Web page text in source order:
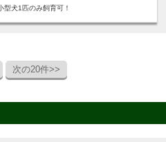
型犬1匹のみ飼育可！
次の20件>>